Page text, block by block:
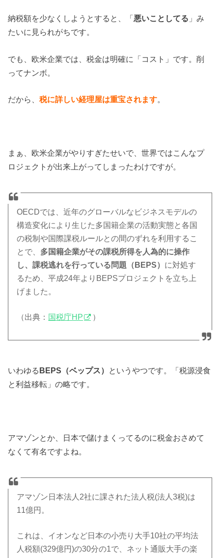
納税額を少なくしようとすると、「悪いことしてる 」み
たいに見られがちです。
でも、欧米企業では、税金は明確に「コスト」です。削
ってナンボ。
だから、税に詳しい経理屋は重宝されます。
まぁ、欧米企業がやりすぎたせいで、世界ではこんなプ
ロジェクトが出来上がってしまったわけですが。
OECDでは、近年のグローバルなビジネスモデルの
構造変化により生じた多国籍企業の活動実態と各国
の税制や国際課税ルールとの間のずれを利用するこ
とで、 多国籍企業がその課税所得を人為的に操作
し、課税逃れを行っている問題（BEPS） に対処す
るため、平成24年よりBEPSプロジェクトを立ち上
げました。
（出典： 国税庁HP ）
いわゆるBEPS（ベップス） というやつです。「税源浸食
と利益移転」の略です。
アマゾンとか、日本で儲けまくってるのに税金おさめて
なくて有名ですよね。
アマゾン日本法人2社に課された法人税(法人3税)は
11億円。
これは、イオンなど日本の小売り大手10社の平均法
人税額(329億円)の30分の1で、ネット通販大手の楽